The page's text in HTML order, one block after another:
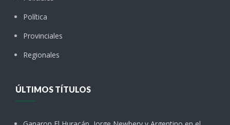
Política
Provinciales
Regionales
ÚLTIMOS TÍTULOS